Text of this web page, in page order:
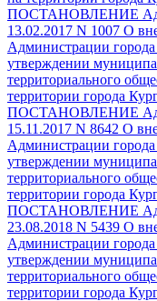
ПОСТАНОВЛЕНИЕ
13.02.2017 N 1007 О
Администрации
утверждении
территориального
территории города
ПОСТАНОВЛЕНИЕ
15.11.2017 N 8642 О
Администрации
утверждении
территориального
территории города
ПОСТАНОВЛЕНИЕ
23.08.2018 N 5439 О
Администрации
утверждении
территориального
территории города